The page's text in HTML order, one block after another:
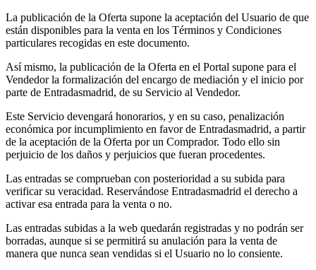
La publicación de la Oferta supone la aceptación del Usuario de que
están disponibles para la venta en los Términos y Condiciones
particulares recogidas en este documento.
Así mismo, la publicación de la Oferta en el Portal supone para el
Vendedor la formalización del encargo de mediación y el inicio por
parte de Entradasmadrid, de su Servicio al Vendedor.
Este Servicio devengará honorarios, y en su caso, penalización
económica por incumplimiento en favor de Entradasmadrid, a partir
de la aceptación de la Oferta por un Comprador. Todo ello sin
perjuicio de los daños y perjuicios que fueran procedentes.
Las entradas se comprueban con posterioridad a su subida para
verificar su veracidad. Reservándose Entradasmadrid el derecho a
activar esa entrada para la venta o no.
Las entradas subidas a la web quedarán registradas y no podrán ser
borradas, aunque si se permitirá su anulación para la venta de
manera que nunca sean vendidas si el Usuario no lo consiente.